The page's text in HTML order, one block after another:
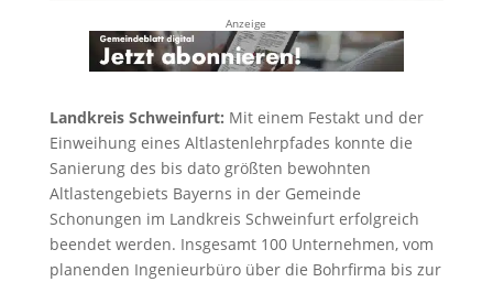
Anzeige
Landkreis Schweinfurt: Mit einem Festakt und der
Einweihung eines Altlastenlehrpfades konnte die
Sanierung des bis dato größten bewohnten
Altlastengebiets Bayerns in der Gemeinde
Schonungen im Landkreis Schweinfurt erfolgreich
beendet werden. Insgesamt 100 Unternehmen, vom
planenden Ingenieurbüro über die Bohrfirma bis zur